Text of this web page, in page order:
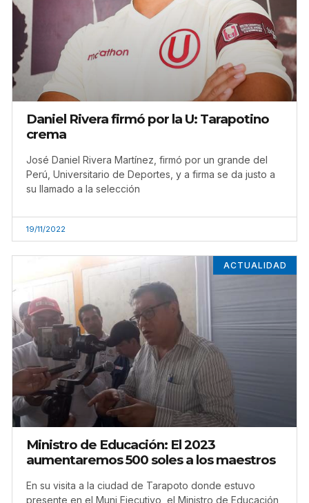
Daniel Rivera firmó por la U: Tarapotino
crema
José Daniel Rivera Martínez, firmó por un grande del
Perú, Universitario de Deportes, y a firma se da justo a
su llamado a la selección
19/11/2022
ACTUALIDAD
Ministro de Educación: El 2023
aumentaremos 500 soles a los maestros
En su visita a la ciudad de Tarapoto donde estuvo
presente en el Muni Ejecutivo, el Ministro de Educación